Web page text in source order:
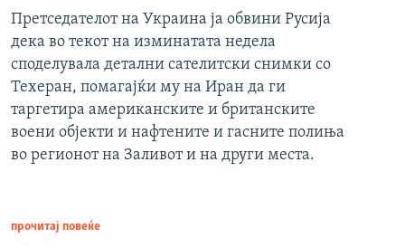
Претседателот на Украина ја обвини Русија
дека во текот на изминатата недела
споделувала детални сателитски снимки со
Техеран, помагајќи му на Иран да ги
таргетира американските и британските
воени објекти и нафтените и гасните полиња
во регионот на Заливот и на други места.
прочитај повеќе